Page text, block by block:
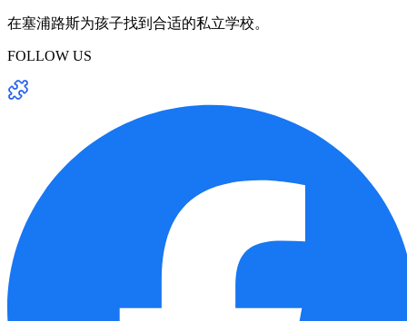
在塞浦路斯为孩子找到合适的私立学校。
FOLLOW US